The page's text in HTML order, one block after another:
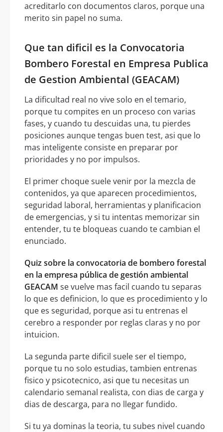
acreditarlo con documentos claros, porque una
merito sin papel no suma.
Que tan dificil es la Convocatoria
Bombero Forestal en Empresa Publica
de Gestion Ambiental (GEACAM)
La dificultad real no vive solo en el temario,
porque tu compites en un proceso con varias
fases, y cuando tu descuidas una, tu pierdes
posiciones aunque tengas buen test, asi que lo
mas inteligente consiste en preparar por
prioridades y no por impulsos.
El primer choque suele venir por la mezcla de
contenidos, ya que aparecen procedimientos,
seguridad laboral, herramientas y planificacion
de emergencias, y si tu intentas memorizar sin
entender, tu te bloqueas cuando te cambian el
enunciado.
Quiz sobre la convocatoria de bombero forestal
en la empresa pública de gestión ambiental
GEACAM se vuelve mas facil cuando tu separas
lo que es definicion, lo que es procedimiento y lo
que es seguridad, porque asi tu entrenas el
cerebro a responder por reglas claras y no por
intuicion.
La segunda parte dificil suele ser el tiempo,
porque tu no solo estudias, tambien entrenas
fisico y psicotecnico, asi que tu necesitas un
calendario semanal realista, con dias de carga y
dias de descarga, para no llegar fundido.
Si tu ya dominas la teoria, tu subes nivel cuando